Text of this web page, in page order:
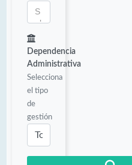
Dependencia
Administrativa
Selecciona
el tipo
de
gestión